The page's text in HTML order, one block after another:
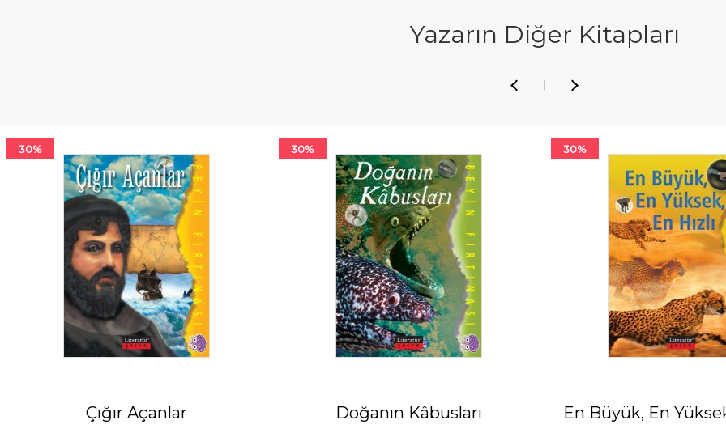
Yazarın Diğer Kitapları
30%
Çığır Açanlar
30%
Doğanın Kâbusları
30%
En Büyük, En